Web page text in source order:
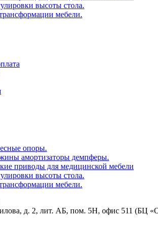
высоты стола.
мебели.
опоры.
амортизаторы демпферы.
приводы для медицинской мебели
высоты стола.
мебели.
д. 2, лит. АБ, пом. 5Н, офис 511 (БЦ